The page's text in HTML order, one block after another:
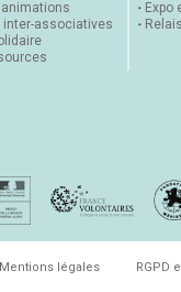
inter-associatives
Expo
Mentions légales RGPD